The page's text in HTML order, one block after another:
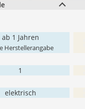
ab 1 Jahren
Herstellerangabe
1
elektrisch